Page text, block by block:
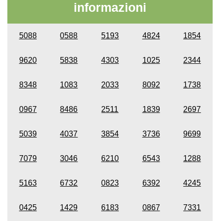
informazioni
5088 0588 5193 4824 1854
9620 5838 4303 1025 2344
8348 1083 2033 8092 1738
0967 8486 2511 1839 2697
5039 4037 3854 3736 9699
7079 3046 6210 6543 1288
5163 6732 0823 6392 4245
0425 1429 6183 0867 7331